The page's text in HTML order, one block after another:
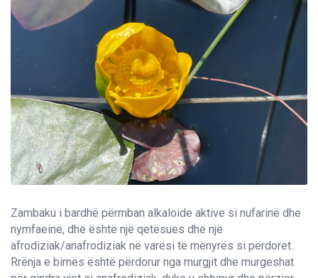
Zambaku i bardhë përmban alkaloide aktive si nufarinë dhe
nymfaeinë, dhe është një qetësues dhe një
afrodiziak/anafrodiziak në varësi të mënyrës si përdoret.
Rrënja e bimës është përdorur nga murgjit dhe murgeshat